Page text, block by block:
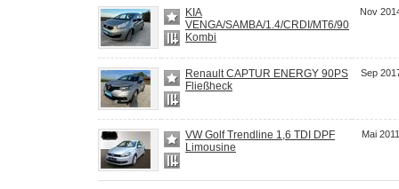
KIA
VENGA/SAMBA/1.4/CRDI/MT6/90
Kombi
Nov
Renault CAPTUR ENERGY 90PS
Fließheck
Sep
VW Golf Trendline 1,6 TDI DPF
Limousine
Mai 2011